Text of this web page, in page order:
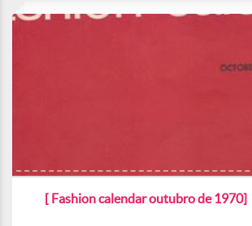
[ Fashion calendar outubro de 1970]